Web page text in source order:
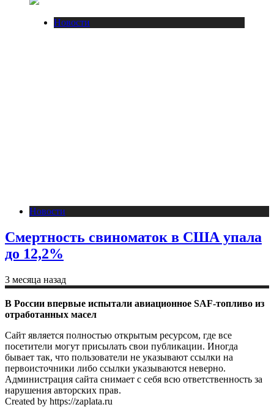
Новости
Новости
Смертность свиноматок в США упала
до 12,2%
3 месяца назад
В России впервые испытали авиационное SAF-топливо из
отработанных масел
Сайт является полностью открытым ресурсом, где все
посетители могут присылать свои публикации. Иногда
бывает так, что пользователи не указывают ссылки на
первоисточники либо ссылки указываются неверно.
Администрация сайта снимает с себя всю ответственность за
нарушения авторских прав.
Created by https://zaplata.ru